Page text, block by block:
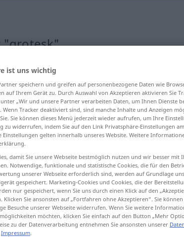
"grotesk"
grotesk
ist uns wichtig
speichern und greifen auf personenbezogene Daten wie
auf Ihrem Gerät zu. Durch Auswahl von Akzeptieren aktivieren Sie
„Wir und unsere Partner verarbeiten Daten, um Ihnen Dienste
Wenn Tracker deaktiviert sind, sind manche Inhalte und Anzeigen
Sie können dieses Menü jederzeit wieder aufrufen, um Ihre
zu widerrufen, indem Sie auf den Link Privatsphäre-Einstellungen
Einstellungen gelten innerhalb unseres Website. Weitere
damit Sie unsere Webseite bestmöglich nutzen und wir besser mit
Notwendige, funktionale und statistische Cookies, die für den
unserer Webseite erforderlich sind, werden auf Grundlage
gespeichert. Marketing-Cookies und Cookies, die der
nur gespeichert, wenn Sie uns durch einen Klick auf den
Klicken Sie ansonsten auf „Fortfahren ohne Akzeptieren“. Sie
Besuche unserer Webseite widerrufen. Wenn Sie weitere
möchten, klicken Sie einfach auf den Button „Mehr
zu der Datenverarbeitung entnehmen Sie ansonsten unserer
Impressum.